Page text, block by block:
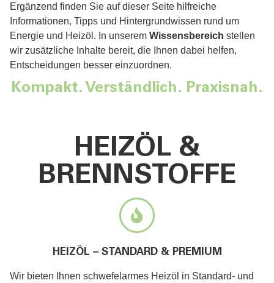
Ergänzend finden Sie auf dieser Seite hilfreiche
Informationen, Tipps und Hintergrundwissen rund um
Energie und Heizöl. In unserem Wissensbereich stellen
wir zusätzliche Inhalte bereit, die Ihnen dabei helfen,
Entscheidungen besser einzuordnen.
Kompakt. Verständlich. Praxisnah.
HEIZÖL &
BRENNSTOFFE
HEIZÖL – STANDARD & PREMIUM
Wir bieten Ihnen schwefelarmes Heizöl in Standard- und